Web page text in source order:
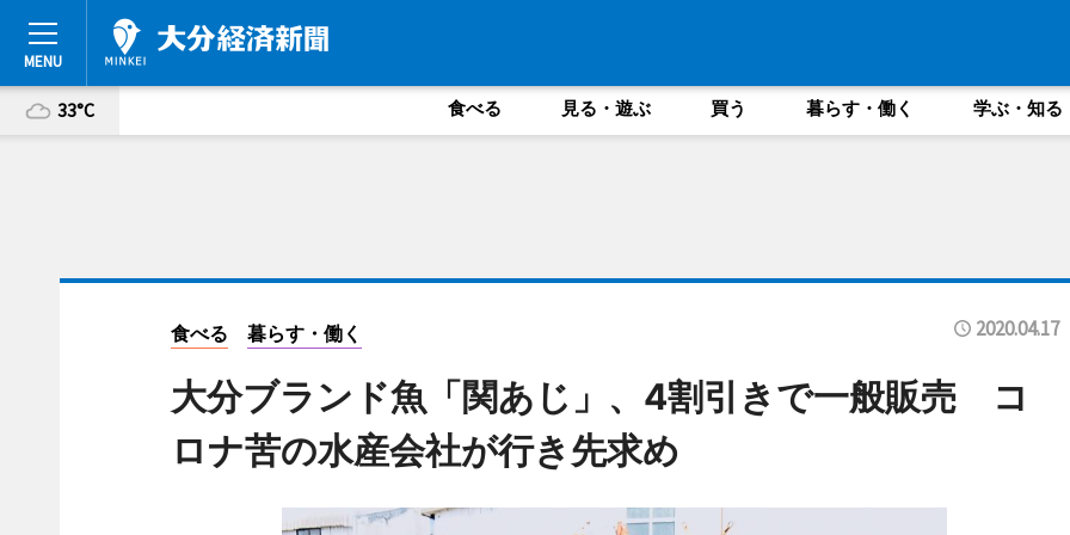
33°C 食べる 見る・遊ぶ 買う 暮らす・働く 学ぶ・知る
食べる 暮らす・働く 2020.04.17
大分ブランド魚「関あじ」、4割引きで一般販売 コ
ロナ苦の水産会社が行き先求め